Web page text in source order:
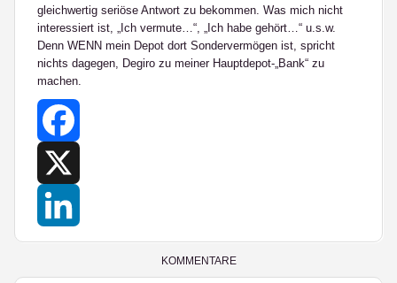
gleichwertig seriöse Antwort zu bekommen. Was mich nicht
interessiert ist, „Ich vermute…“, „Ich habe gehört…“ u.s.w.
Denn WENN mein Depot dort Sondervermögen ist, spricht
nichts dagegen, Degiro zu meiner Hauptdepot-„Bank“ zu
machen.
Facebook
KOMMENTARE